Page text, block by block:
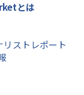
とは
ストレポート